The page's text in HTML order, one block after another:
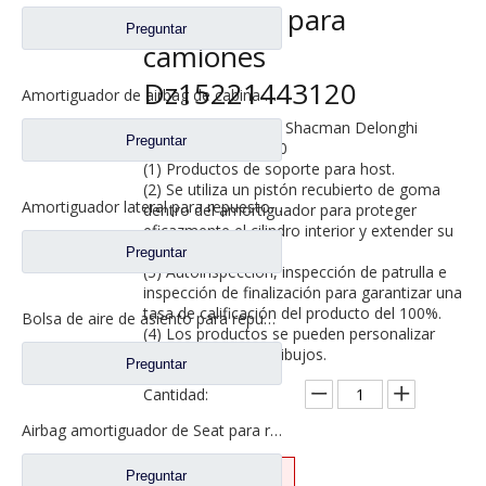
Preguntar
Amortiguador de airbag de cabina para Shacman Delong M3000 piezas de repuesto para camiones Dz1522440300
Preguntar
Amortiguador lateral para repuestos de camiones Shacman Delong Dz15221443020
Preguntar
Bolsa de aire de asiento para repuestos de camiones Shacman Delong X3000
Preguntar
Airbag amortiguador de Seat para repuestos de camiones Shacman Delong X3000
Preguntar
Repuestos para
camiones
Dz15221443120
Modelos aplicables: Shacman Delonghi
X3000 nuevo M3000
(1) Productos de soporte para host.
(2) Se utiliza un pistón recubierto de goma
dentro del amortiguador para proteger
eficazmente el cilindro interior y extender su
vida útil.
(3) Autoinspección, inspección de patrulla e
inspección de finalización para garantizar una
tasa de calificación del producto del 100%.
(4) Los productos se pueden personalizar
según muestras y dibujos.
Cantidad:
Preguntar